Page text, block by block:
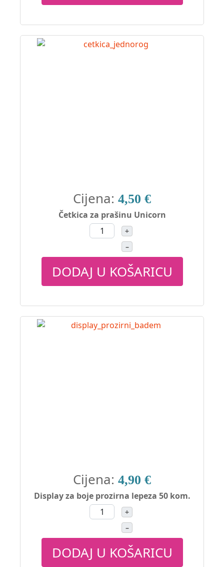
Cijena: 4,50 €
Četkica za prašinu Unicorn
+
–
DODAJ U KOŠARICU
Cijena: 4,90 €
Display za boje prozirna lepeza 50 kom.
+
–
DODAJ U KOŠARICU